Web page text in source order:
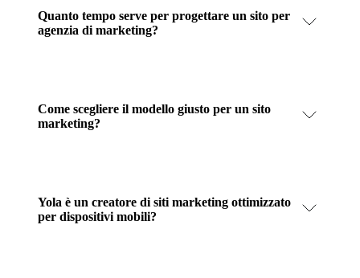
Quanto tempo serve per progettare un sito per
agenzia di marketing?
Come scegliere il modello giusto per un sito
marketing?
Yola è un creatore di siti marketing ottimizzato
per dispositivi mobili?